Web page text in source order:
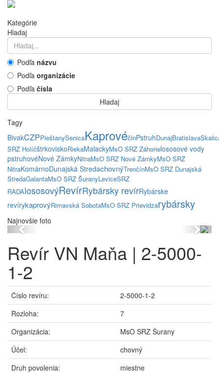
Kategórie
Hladaj
Podľa názvu
Podľa organizácie
Podľa čísla
Hladaj
Tagy
BivakCZPPieštanySenicaKaprovéčlnPstruhDunajBratislava
SRZ HolíčštrkoviskoRiekaMalackyMsO SRZ Záhorielososové vody
pstruhovéNové ZámkyNitraMsO SRZ Nové ZámkyMsO SRZ
NitraKomárnoDunajská StredachovnýTrenčínMsO SRZ Dunajská
StredaGalantaMsO SRZ ŠuranyLeviceSRZ
RADAlososovýRevírRybársky revírRybárske
revírykaprovýRimavská SobotaMsO SRZ Prievidzarybársky
Najnovšie foto
Previous Next
Revír VN Maňa | 2-5000-
1-2
Číslo revíru:
2-5000-1-2
Rozloha:
7
Organizácia:
MsO SRZ Šurany
Účel:
chovný
Druh povolenia:
miestne